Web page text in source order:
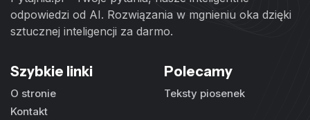
odpowiedzi od AI. Rozwiązania w mgnieniu oka dzięki
sztucznej inteligencji za darmo.
Szybkie linki
O stronie
Kontakt
Polecamy
Teksty piosenek